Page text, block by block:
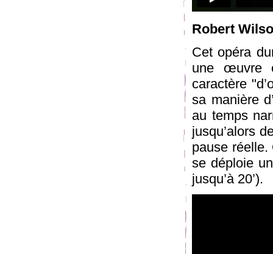
Robert
Cet opéra
une œuvre
caractère
sa manière
au temps
jusqu’alors
pause
se déploie
jusqu’à 20’).